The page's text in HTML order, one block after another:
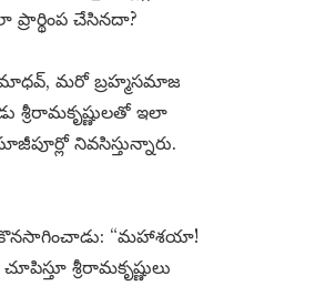
ప్రార్థింప చేసినదా?
మరో బ్రహ్మసమాజ
శ్రీరామకృష్ణులతో ఇలా
నివసిస్తున్నారు.
కొనసాగించాడు: “మహాశయా!
శ్రీరామకృష్ణులు